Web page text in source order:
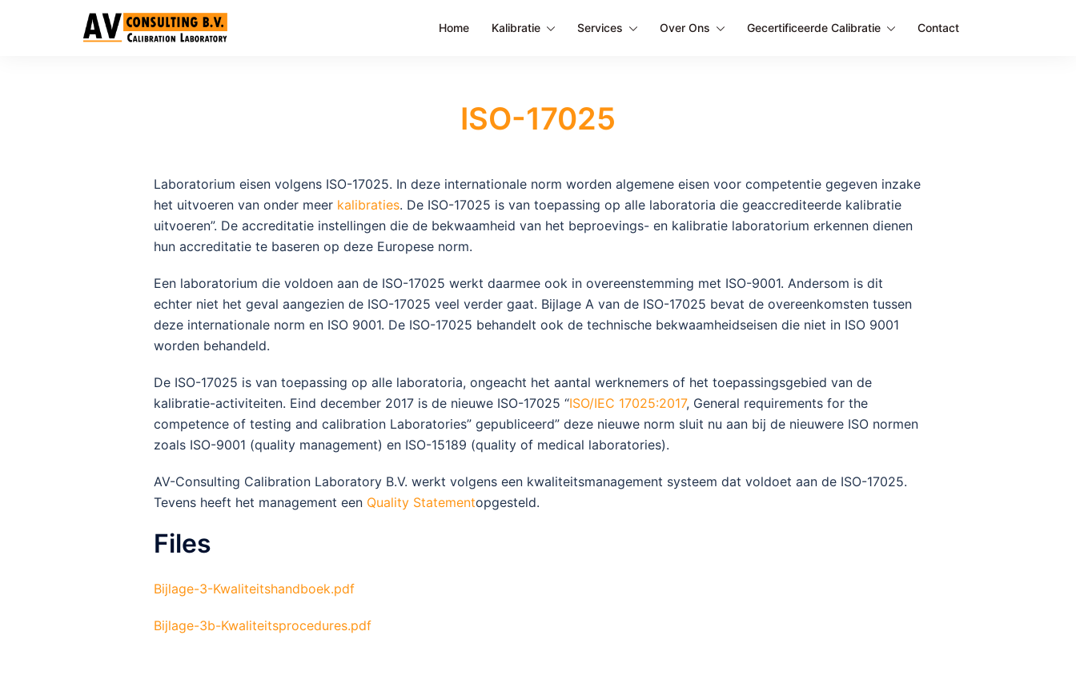
Home Kalibratie Services Over Ons Gecertificeerde Calibratie Contact
ISO-17025
Laboratorium eisen volgens ISO-17025. In deze internationale norm worden algemene eisen voor competentie gegeven inzake
het uitvoeren van onder meer kalibraties. De ISO-17025 is van toepassing op alle laboratoria die geaccrediteerde kalibratie
uitvoeren”. De accreditatie instellingen die de bekwaamheid van het beproevings- en kalibratie laboratorium erkennen dienen
hun accreditatie te baseren op deze Europese norm.
Een laboratorium die voldoen aan de ISO-17025 werkt daarmee ook in overeenstemming met ISO-9001. Andersom is dit
echter niet het geval aangezien de ISO-17025 veel verder gaat. Bijlage A van de ISO-17025 bevat de overeenkomsten tussen
deze internationale norm en ISO 9001. De ISO-17025 behandelt ook de technische bekwaamheidseisen die niet in ISO 9001
worden behandeld.
De ISO-17025 is van toepassing op alle laboratoria, ongeacht het aantal werknemers of het toepassingsgebied van de
kalibratie-activiteiten. Eind december 2017 is de nieuwe ISO-17025 “ISO/IEC 17025:2017, General requirements for the
competence of testing and calibration Laboratories” gepubliceerd” deze nieuwe norm sluit nu aan bij de nieuwere ISO normen
zoals ISO-9001 (quality management) en ISO-15189 (quality of medical laboratories).
AV-Consulting Calibration Laboratory B.V. werkt volgens een kwaliteitsmanagement systeem dat voldoet aan de ISO-17025.
Tevens heeft het management een Quality Statementopgesteld.
Files
Bijlage-3-Kwaliteitshandboek.pdf
Bijlage-3b-Kwaliteitsprocedures.pdf